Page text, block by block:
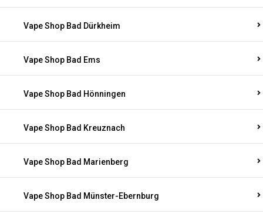
Vape Shop Bad Dürkheim
Vape Shop Bad Ems
Vape Shop Bad Hönningen
Vape Shop Bad Kreuznach
Vape Shop Bad Marienberg
Vape Shop Bad Münster-Ebernburg